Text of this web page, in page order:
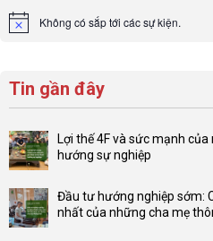
Notice Không có sắp tới các sự kiện.
Tin gần đây
Lợi thế 4F và sức mạnh
hướng sự nghiệp
bình
luận
Đầu tư hướng nghiệp sớm:
nhất của những cha mẹ